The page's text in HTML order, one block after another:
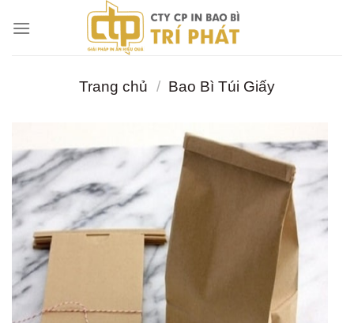
đến
Trang chủ / Bao Bì Túi Giấy